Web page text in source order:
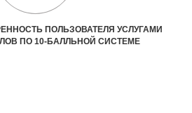
ПОЛЬЗОВАТЕЛЯ УСЛУГАМИ
ПО 10-БАЛЛЬНОЙ СИСТЕМЕ